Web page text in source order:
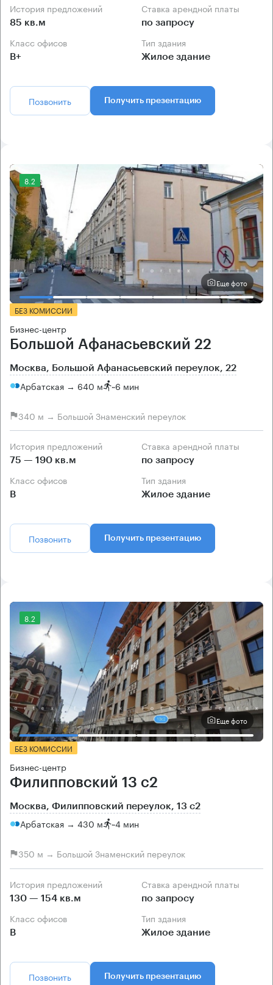
История предложений
85 кв.м
Ставка арендной платы
по запросу
Класс офисов
B+
Тип здания
Жилое здание
Позвонить Получить презентацию
8.2
Еще фото
БЕЗ КОМИССИИ
Бизнес-центр
Большой Афанасьевский 22
Москва, Большой Афанасьевский переулок, 22
Арбатская → 640 м ~6 мин
340 м → Большой Знаменский переулок
История предложений
75 — 190 кв.м
Ставка арендной платы
по запросу
Класс офисов
B
Тип здания
Жилое здание
Позвонить Получить презентацию
8.2
Еще фото
БЕЗ КОМИССИИ
Бизнес-центр
Филипповский 13 с2
Москва, Филипповский переулок, 13 с2
Арбатская → 430 м ~4 мин
350 м → Большой Знаменский переулок
История предложений
130 — 154 кв.м
Ставка арендной платы
по запросу
Класс офисов
B
Тип здания
Жилое здание
Позвонить Получить презентацию